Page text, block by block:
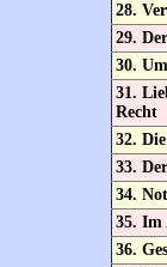
28.
29.
30.
31.
Recht
32.
33.
34.
35. Im
36.